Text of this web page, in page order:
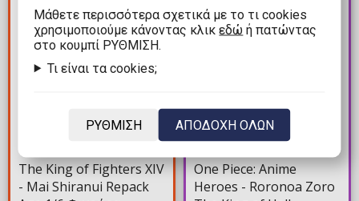
The King of Fighters XIV
- Mai Shiranui Repack
95,99€
104,99€
One Piece: Anime
Heroes - Roronoa Zoro
Mάθετε περισσότερα σχετικά με το τι cookies
χρησιμοποιούμε κάνοντας κλικεδώ ή πατώντας
στο κουμπί ΡΥΘΜΙΣΗ.
Τι είναι τα cookies;
ΡΥΘΜΙΣΗ ΑΠΟΔΟΧΗ ΟΛΩΝ